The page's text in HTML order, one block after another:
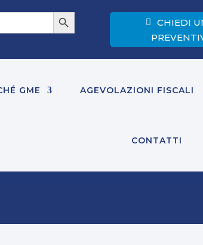
Search Button
CHIEDI
GME AGEVOLAZIONI FISCALI
CONTATTI